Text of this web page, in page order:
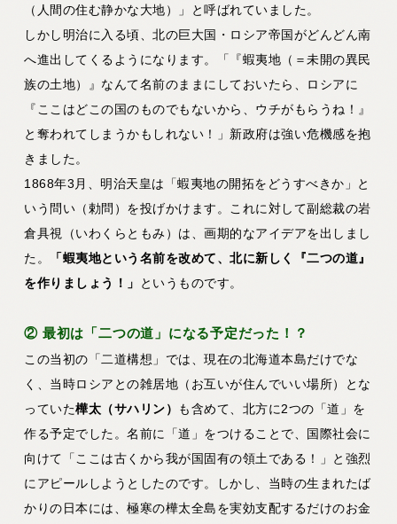
（人間の住む静かな大地）」と呼ばれていました。
しかし明治に入る頃、北の巨大国・ロシア帝国がどんどん南
へ進出してくるようになります。「『蝦夷地（＝未開の異民
族の土地）』なんて名前のままにしておいたら、ロシアに
『ここはどこの国のものでもないから、ウチがもらうね！』
と奪われてしまうかもしれない！」新政府は強い危機感を抱
きました。
1868年3月、明治天皇は「蝦夷地の開拓をどうすべきか」と
いう問い（勅問）を投げかけます。これに対して副総裁の岩
倉具視（いわくらともみ）は、画期的なアイデアを出しまし
た。
「蝦夷地という名前を改めて、北に新しく『二つの道』
を作りましょう！」
というものです。
② 最初は「二つの道」になる予定だった！？
この当初の「二道構想」では、現在の北海道本島だけでな
く、当時ロシアとの雑居地（お互いが住んでいい場所）とな
っていた樺太（サハリン）
も含めて、北方に2つの「道」を
作る予定でした。名前に「道」をつけることで、国際社会に
向けて「ここは古くから我が国固有の領土である！」と強烈
にアピールしようとしたのです。しかし、当時の生まれたば
かりの日本には、極寒の樺太全島を実効支配するだけのお金